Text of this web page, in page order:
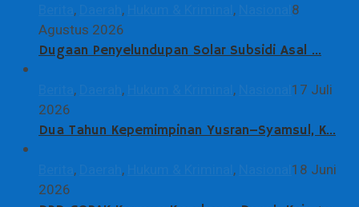
, , ,
8
Agustus 2026
Dugaan Penyelundupan Solar Subsidi Asal …
, , ,
17 Juli
2026
Dua Tahun Kepemimpinan Yusran–Syamsul, K…
, , ,
18 Juni
2026